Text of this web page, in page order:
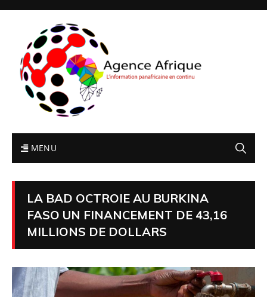
MENU
LA BAD OCTROIE AU BURKINA
FASO UN FINANCEMENT DE 43,16
MILLIONS DE DOLLARS